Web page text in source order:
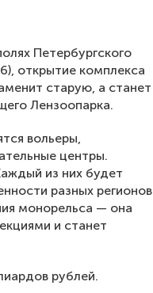
Петербургского
открытие комплекса
старую, а станет
Лензоопарка.
вольеры,
центры.
из них будет
разных регионов
монорельса — она
и станет
рублей.